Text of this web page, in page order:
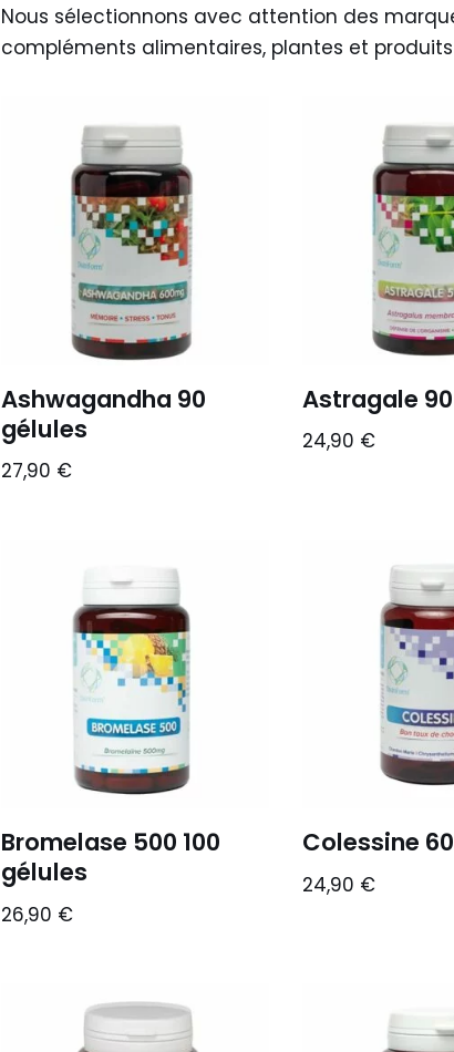
Nous sélectionnons avec attention des
compléments alimentaires, plantes et
Ashwagandha 90
gélules
27,90 €
Astragale
24,90 €
Bromelase 500 100
gélules
26,90 €
Colessine
24,90 €